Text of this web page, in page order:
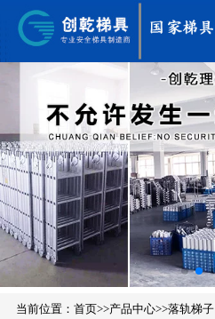
当前位置： 首页>>产品中心>>落轨梯子